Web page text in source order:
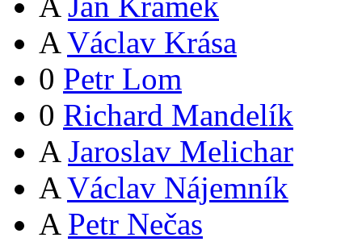
A Václav Krása
0 Petr Lom
0 Richard Mandelík
A Jaroslav Melichar
A Václav Nájemník
A Petr Nečas